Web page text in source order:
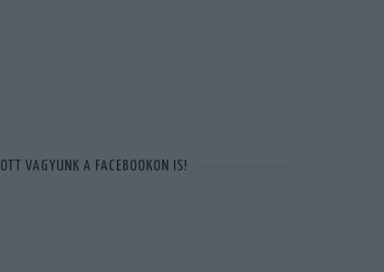
OTT VAGYUNK A FACEBOOKON IS!